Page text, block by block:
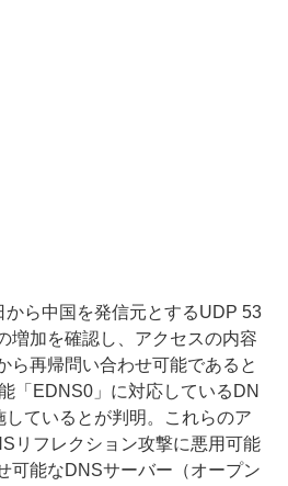
ら中国を発信元とするUDP 53
増加を確認し、アクセスの内容
ら再帰問い合わせ可能であると
「EDNS0」に対応しているDN
ているとが判明。これらのア
リフレクション攻撃に悪用可能
可能なDNSサーバー（オープン